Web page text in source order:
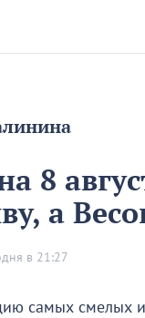
8
а
в 21:27
самых смелых